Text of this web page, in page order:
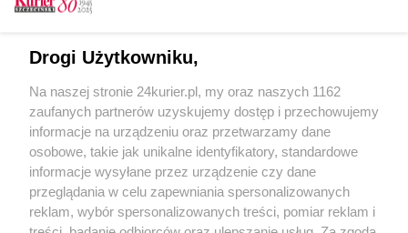
2021 - grudzień (4)
2021 - październik (4)
2021 - sierpień (4)
2021 - lipiec (4)
2021 - czerwiec (4)
2021 - maj (5)
2021 - kwiecień (4)
2021 - marzec (5)
2021 - luty (3)
Drogi Użytkowniku,
Na naszej stronie 24kurier.pl, my oraz naszych 1162
zaufanych partnerów uzyskujemy dostęp i przechowujemy
informacje na urządzeniu oraz przetwarzamy dane
osobowe, takie jak unikalne identyfikatory, standardowe
informacje wysyłane przez urządzenie czy dane
przeglądania w celu zapewniania spersonalizowanych
reklam, wybór spersonalizowanych treści, pomiar reklam i